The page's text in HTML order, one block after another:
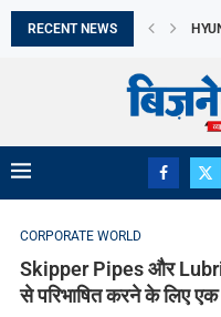
RECENT NEWS
CORPORATE WORLD
Skipper Pipes और
से परिभाषित करने के लिए एक